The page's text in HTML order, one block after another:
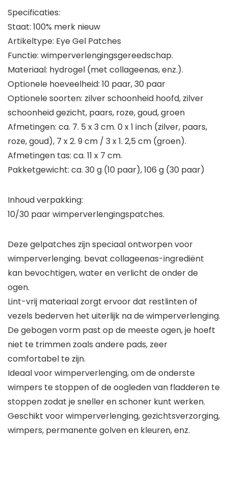
Specificaties:
Staat: 100% merk nieuw
Artikeltype: Eye Gel Patches
Functie: wimperverlengingsgereedschap.
Materiaal: hydrogel (met collageenas, enz.).
Optionele hoeveelheid: 10 paar, 30 paar
Optionele soorten: zilver schoonheid hoofd, zilver
schoonheid gezicht, paars, roze, goud, groen
Afmetingen: ca. 7. 5 x 3 cm. 0 x 1 inch (zilver, paars,
roze, goud), 7 x 2. 9 cm / 3 x 1. 2,5 cm (groen).
Afmetingen tas: ca. 11 x 7 cm.
Pakketgewicht: ca. 30 g (10 paar), 106 g (30 paar)
Inhoud verpakking:
10/30 paar wimperverlengingspatches.
Deze gelpatches zijn speciaal ontworpen voor
wimperverlenging. bevat collageenas-ingrediënt
kan bevochtigen, water en verlicht de onder de
ogen.
Lint-vrij materiaal zorgt ervoor dat restlinten of
vezels bederven het uiterlijk na de wimperverlenging.
De gebogen vorm past op de meeste ogen, je hoeft
niet te trimmen zoals andere pads, zeer
comfortabel te zijn.
Ideaal voor wimperverlenging, om de onderste
wimpers te stoppen of de oogleden van fladderen te
stoppen zodat je sneller en schoner kunt werken.
Geschikt voor wimperverlenging, gezichtsverzorging,
wimpers, permanente golven en kleuren, enz.